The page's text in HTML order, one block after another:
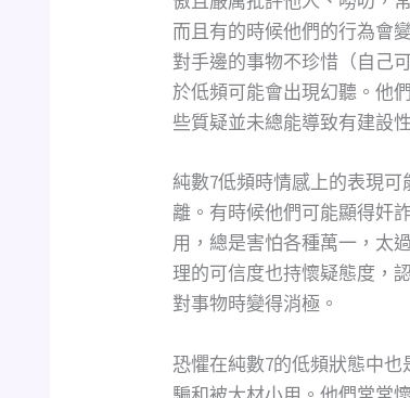
而且有的時候他們的行為會
對手邊的事物不珍惜（自己
於低頻可能會出現幻聽。他
些質疑並未總能導致有建設
純數7低頻時情感上的表現
離。有時候他們可能顯得奸
用，總是害怕各種萬一，太
理的可信度也持懷疑態度，
對事物時變得消極。
恐懼在純數7的低頻狀態中